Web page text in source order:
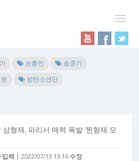
손흥민
송중기
방탄소년단
삼형제, 파리서 매력 폭발 ‘찐형제 모
력 | 2022/07/13 13:16 수정